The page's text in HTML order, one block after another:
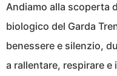
Andiamo alla scoperta
biologico del Garda
benessere e silenzio,
a rallentare, respirare